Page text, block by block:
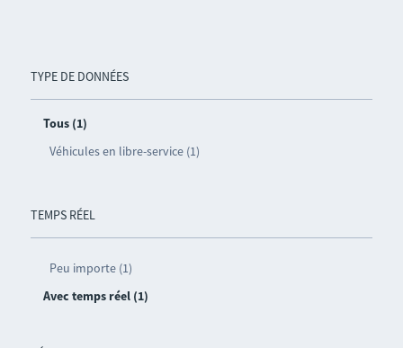
TYPE DE DONNÉES
Tous (1)
Véhicules en libre-service (1)
TEMPS RÉEL
Peu importe (1)
Avec temps réel (1)